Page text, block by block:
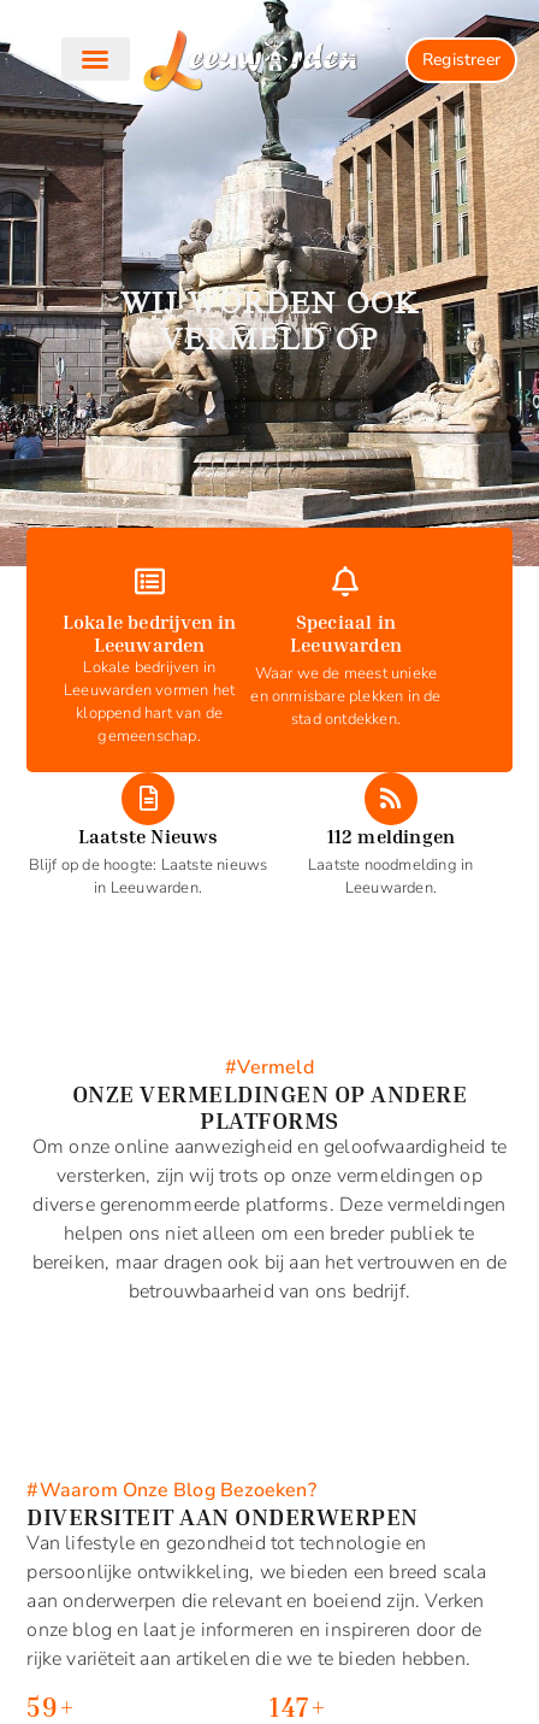
Registreer
WIJ WORDEN OOK
VERMELD OP
Laatste Nieuws
Blijf op de hoogte: Laatste nieuws
in Leeuwarden.
112 meldingen
Laatste noodmelding in
Leeuwarden.
Lokale bedrijven in
Leeuwarden
Lokale bedrijven in
Leeuwarden vormen het
kloppend hart van de
gemeenschap.
Speciaal in
Leeuwarden
Waar we de meest unieke
en onmisbare plekken in de
stad ontdekken.
#Vermeld
ONZE VERMELDINGEN OP ANDERE
PLATFORMS
Om onze online aanwezigheid en geloofwaardigheid te
versterken, zijn wij trots op onze vermeldingen op
diverse gerenommeerde platforms. Deze vermeldingen
helpen ons niet alleen om een breder publiek te
bereiken, maar dragen ook bij aan het vertrouwen en de
betrouwbaarheid van ons bedrijf.
#Waarom Onze Blog Bezoeken?
DIVERSITEIT AAN ONDERWERPEN
Van lifestyle en gezondheid tot technologie en
persoonlijke ontwikkeling, we bieden een breed scala
aan onderwerpen die relevant en boeiend zijn. Verken
onze blog en laat je informeren en inspireren door de
rijke variëteit aan artikelen die we te bieden hebben.
59+ 147+